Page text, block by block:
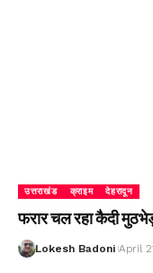
उत्तराखंड क्राइम देहरादून
फरार चल रहा कैदी
Lokesh Badoni April